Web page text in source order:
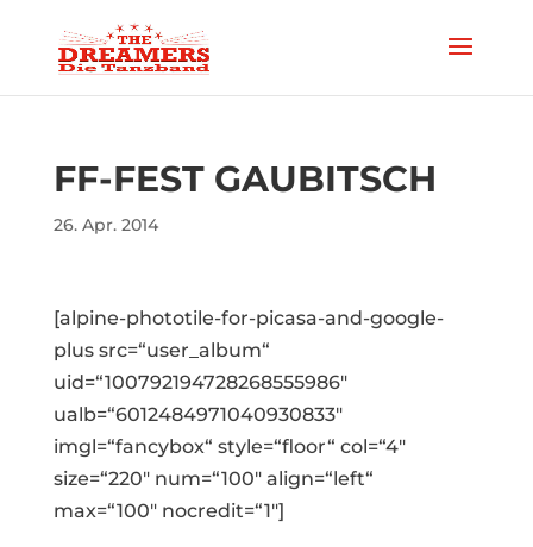
FF-FEST GAUBITSCH
26. Apr. 2014
[alpine-phototile-for-picasa-and-google-
plus src=“user_album“
uid=“100792194728268555986″
ualb=“6012484971040930833″
imgl=“fancybox“ style=“floor“ col=“4″
size=“220″ num=“100″ align=“left“
max=“100″ nocredit=“1″]